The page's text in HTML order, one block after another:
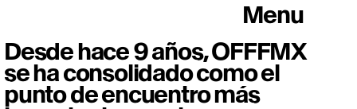
Menu
Desde hace 9 años, OFFFMX
se ha consolidado como el
punto de encuentro más